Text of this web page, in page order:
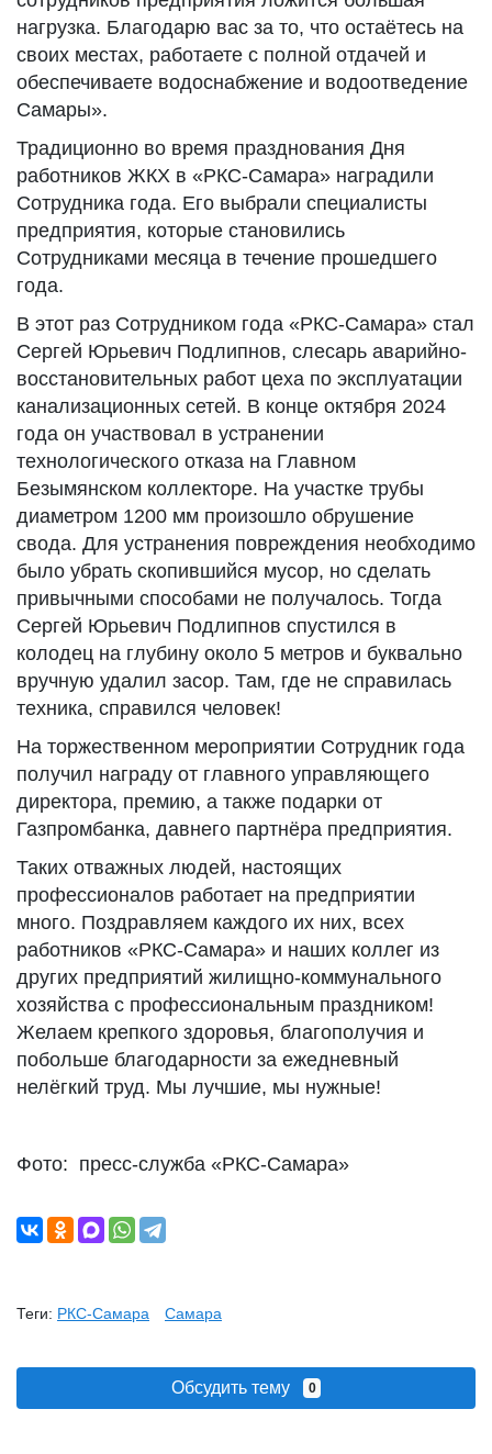
нагрузка. Благодарю вас за то, что остаётесь на
своих местах, работаете с полной отдачей и
обеспечиваете водоснабжение и водоотведение
Самары».
Традиционно во время празднования Дня
работников ЖКХ в «РКС-Самара» наградили
Сотрудника года. Его выбрали специалисты
предприятия, которые становились
Сотрудниками месяца в течение прошедшего
года.
В этот раз Сотрудником года «РКС-Самара» стал
Сергей Юрьевич Подлипнов, слесарь аварийно-
восстановительных работ цеха по эксплуатации
канализационных сетей. В конце октября 2024
года он участвовал в устранении
технологического отказа на Главном
Безымянском коллекторе. На участке трубы
диаметром 1200 мм произошло обрушение
свода. Для устранения повреждения необходимо
было убрать скопившийся мусор, но сделать
привычными способами не получалось. Тогда
Сергей Юрьевич Подлипнов спустился в
колодец на глубину около 5 метров и буквально
вручную удалил засор. Там, где не справилась
техника, справился человек!
На торжественном мероприятии Сотрудник года
получил награду от главного управляющего
директора, премию, а также подарки от
Газпромбанка, давнего партнёра предприятия.
Таких отважных людей, настоящих
профессионалов работает на предприятии
много. Поздравляем каждого их них, всех
работников «РКС-Самара» и наших коллег из
других предприятий жилищно-коммунального
хозяйства с профессиональным праздником!
Желаем крепкого здоровья, благополучия и
побольше благодарности за ежедневный
нелёгкий труд. Мы лучшие, мы нужные!
Фото: пресс-служба «РКС-Самара»
Теги: РКС-Самара Самара
Обсудить тему 0